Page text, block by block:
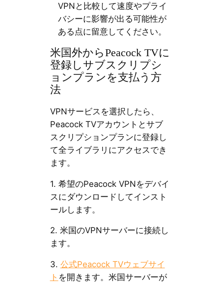
VPNと比較して速度やプライ
バシーに影響が出る可能性が
ある点に留意してください。
米国外からPeacock TVに
登録しサブスクリプシ
ョンプランを支払う方
法
VPNサービスを選択したら、
Peacock TVアカウントとサブ
スクリプションプランに登録し
て全ライブラリにアクセスでき
ます。
1. 希望のPeacock VPNをデバイ
スにダウンロードしてインスト
ールします。
2. 米国のVPNサーバーに接続し
ます。
3. 公式Peacock TVウェブサイ
ト を開きます。米国サーバーが